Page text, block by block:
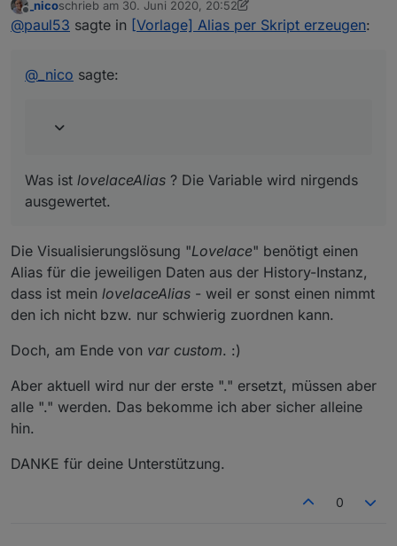
const idAliaOnOff11 = 'Test.On6';
const idReadOnOff11 =
geändert. Scheint zu gehen.
Der lovelaceAlias muss statt "." "_" haben.
Was ist
ausgewertet.
Offline
_nicoschrieb am 30. Juni 2020, 20:52
zuletzt editiert von _nico
@paul53 sagte in [Vorlage] Alias per Skript erzeugen:
@ _nico sagte:
Was ist lovelaceAlias ? Die Variable wird nirgends
ausgewertet.
Die Visualisierungslösung "Lovelace" benötigt einen
Alias für die jeweiligen Daten aus der History-Instanz,
dass ist mein lovelaceAlias - weil er sonst einen nimmt
den ich nicht bzw. nur schwierig zuordnen kann.
Doch, am Ende von var custom. :)
Aber aktuell wird nur der erste "." ersetzt, müssen aber
alle "." werden. Das bekomme ich aber sicher alleine
hin.
DANKE für deine Unterstützung.
0